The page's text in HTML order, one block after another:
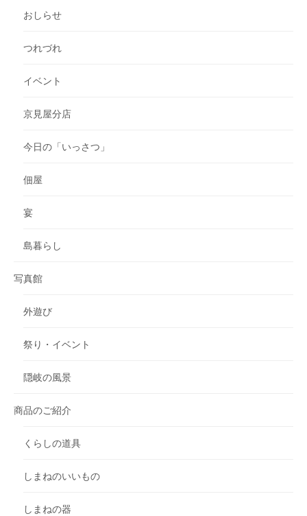
おしらせ
つれづれ
イベント
京見屋分店
今日の「いっさつ」
佃屋
宴
島暮らし
写真館
外遊び
祭り・イベント
隠岐の風景
商品のご紹介
くらしの道具
しまねのいいもの
しまねの器